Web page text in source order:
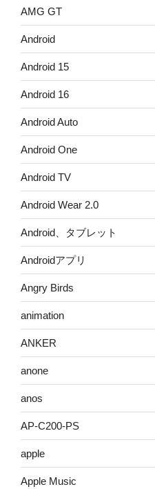
AMG GT
Android
Android 15
Android 16
Android Auto
Android One
Android TV
Android Wear 2.0
Android、タブレット
Androidアプリ
Angry Birds
animation
ANKER
anone
anos
AP-C200-PS
apple
Apple Music